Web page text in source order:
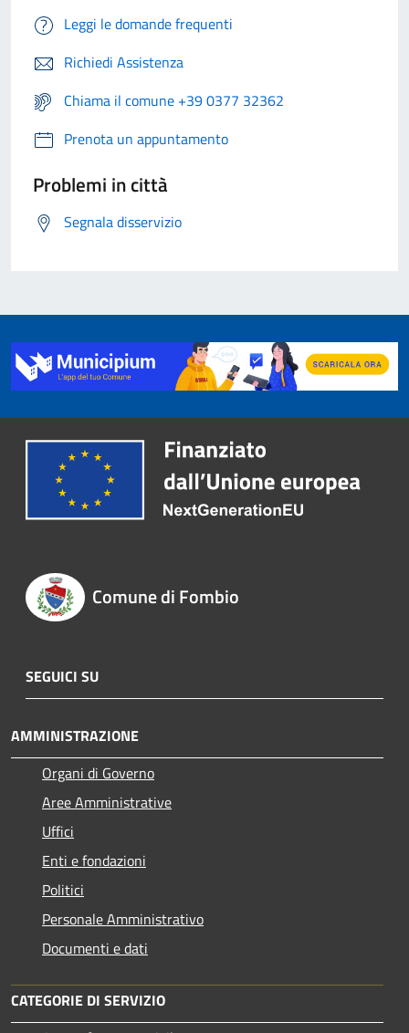
Leggi le domande frequenti
Richiedi Assistenza
Chiama il comune +39 0377 32362
Prenota un appuntamento
Problemi in città
Segnala disservizio
Comune di Fombio
SEGUICI SU
AMMINISTRAZIONE
Organi di Governo
Aree Amministrative
Uffici
Enti e fondazioni
Politici
Personale Amministrativo
Documenti e dati
CATEGORIE DI SERVIZIO